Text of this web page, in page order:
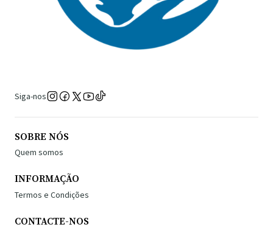
Siga-nos
SOBRE NÓS
Quem somos
INFORMAÇÃO
Termos e Condições
CONTACTE-NOS